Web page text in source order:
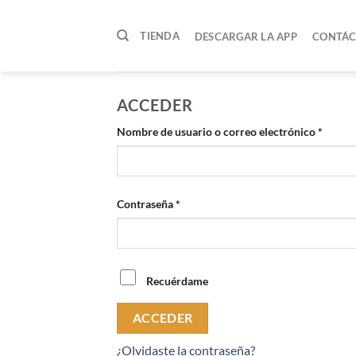
TIENDA DESCARGAR LA APP
ACCEDER
Nombre de usuario o correo electrónico*
Contraseña*
Recuérdame
ACCEDER
¿Olvidaste la contraseña?